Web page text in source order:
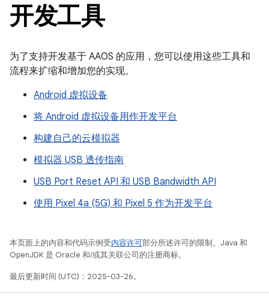
开发工具
为了支持开发基于 AAOS 的应用，您可以使用这些工具和
流程来扩缩和增加您的实现。
Android 虚拟设备
将 Android 虚拟设备用作开发平台
构建自己的云模拟器
模拟器 USB 透传指南
USB Port Reset API 和 USB Bandwidth API
使用 Pixel 4a (5G) 和 Pixel 5 作为开发平台
本页面上的内容和代码示例受内容许可部分所述许可的限制。Java 和
OpenJDK 是 Oracle 和/或其关联公司的注册商标。
最后更新时间 (UTC)：2025-03-26。